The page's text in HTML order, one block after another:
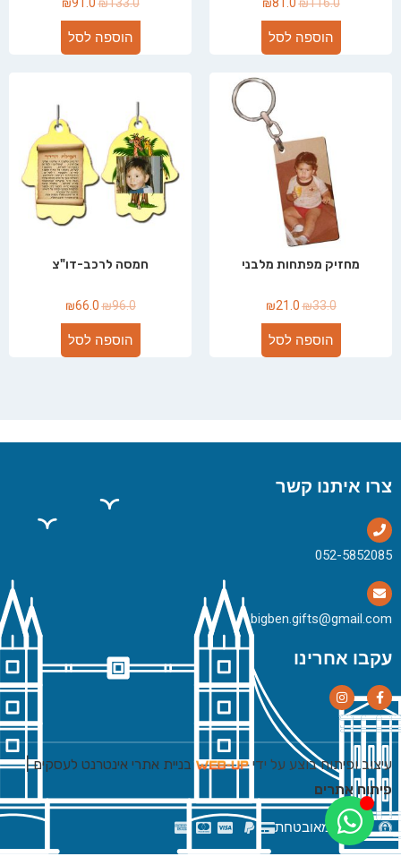
הוספה לסל הוספה לסל
מחזיק מפתחות מלבני
₪33.0
₪21.0
הוספה לסל
חמסה לרכב-דו"צ
₪96.0
₪66.0
הוספה לסל
צרו איתנו קשר
bigben.gifts@gmail.com
עקבו אחרינו
עיצוב ופיתוח בוצע על ידי בניית אתרי אינטרנט לעסקים|
פיתוח אתרים
רכישה מאובטחת